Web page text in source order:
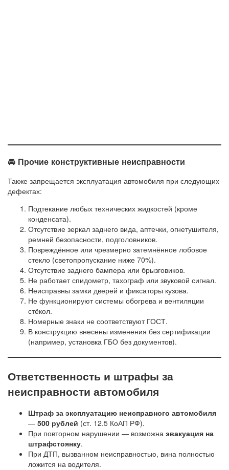
🚘 Прочие конструктивные неисправности
Также запрещается эксплуатация автомобиля при следующих
дефектах:
Подтекание любых технических жидкостей (кроме
конденсата).
Отсутствие зеркал заднего вида, аптечки, огнетушителя,
ремней безопасности, подголовников.
Повреждённое или чрезмерно затемнённое лобовое
стекло (светопропускание ниже 70%).
Отсутствие заднего бампера или брызговиков.
Не работает спидометр, тахограф или звуковой сигнал.
Неисправны замки дверей и фиксаторы кузова.
Не функционируют системы обогрева и вентиляции
стёкол.
Номерные знаки не соответствуют ГОСТ.
В конструкцию внесены изменения без сертификации
(например, установка ГБО без документов).
Ответственность и штрафы за
неисправности автомобиля
Штраф за эксплуатацию неисправного автомобиля
— 500 рублей (ст. 12.5 КоАП РФ).
При повторном нарушении — возможна эвакуация на
штрафстоянку.
При ДТП, вызванном неисправностью, вина полностью
ложится на водителя.